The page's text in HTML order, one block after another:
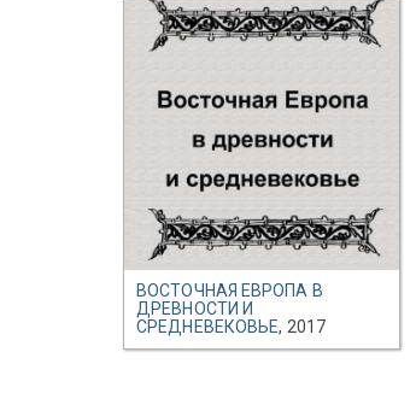
ВОСТОЧНАЯ ЕВРОПА В
ДРЕВНОСТИ И
СРЕДНЕВЕКОВЬЕ, 2017